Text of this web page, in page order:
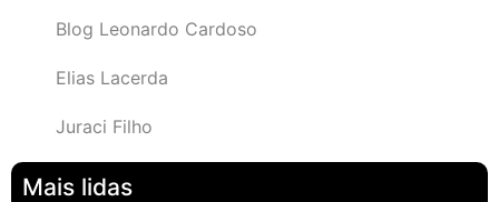
Blog Leonardo Cardoso
Elias Lacerda
Juraci Filho
Mais lidas